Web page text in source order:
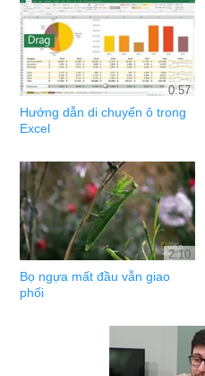
0:57
Hướng dẫn di chuyển ô trong
Excel
2:10
Bọ ngựa mất đầu vẫn giao
phối